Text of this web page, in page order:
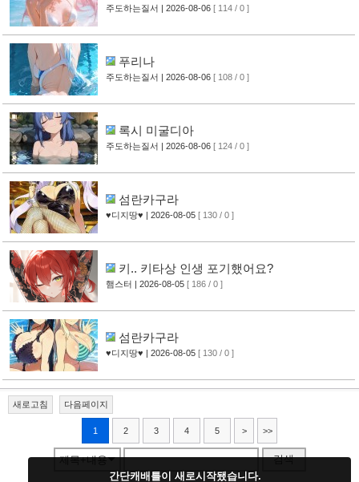
주도하는질서 | 2026-08-06 [ 114 / 0 ]
푸리나
주도하는질서 | 2026-08-06 [ 108 / 0 ]
록시 미굴디아
주도하는질서 | 2026-08-06 [ 124 / 0 ]
섬란카구라
♥디지땅♥ | 2026-08-05 [ 130 / 0 ]
키.. 키타상 인생 포기했어요?
햄스터 | 2026-08-05 [ 186 / 0 ]
섬란카구라
♥디지땅♥ | 2026-08-05 [ 130 / 0 ]
새로고침 다음페이지
1 2 3 4 5 > >>
제목+내용
검색
간단캐배틀이 새로시작됐습니다.